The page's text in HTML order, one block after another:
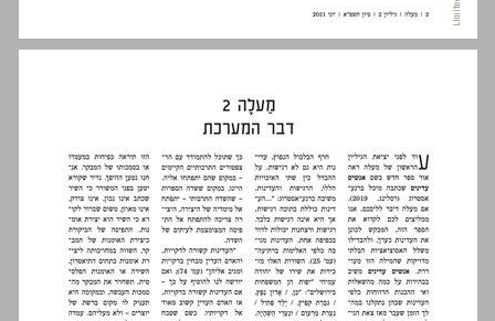
תוכן העניינים ... 2